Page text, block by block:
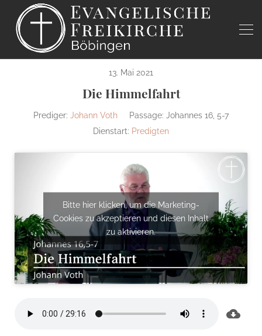
13. Mai 2021
Die Himmelfahrt
Prediger: Johann Voth Passage: Johannes 16, 5-7
Dienstart: Predigten
Bitte hier klicken, um die Marketing-
Cookies zu akzeptieren und diesen Inhalt
zu aktivieren.